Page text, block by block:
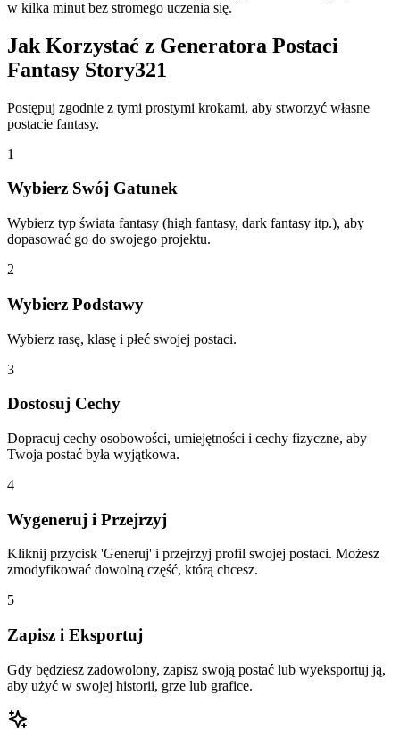
w kilka minut bez stromego uczenia się.
Jak Korzystać z Generatora Postaci
Fantasy Story321
Postępuj zgodnie z tymi prostymi krokami, aby stworzyć własne
postacie fantasy.
1
Wybierz Swój Gatunek
Wybierz typ świata fantasy (high fantasy, dark fantasy itp.), aby
dopasować go do swojego projektu.
2
Wybierz Podstawy
Wybierz rasę, klasę i płeć swojej postaci.
3
Dostosuj Cechy
Dopracuj cechy osobowości, umiejętności i cechy fizyczne, aby
Twoja postać była wyjątkowa.
4
Wygeneruj i Przejrzyj
Kliknij przycisk 'Generuj' i przejrzyj profil swojej postaci. Możesz
zmodyfikować dowolną część, którą chcesz.
5
Zapisz i Eksportuj
Gdy będziesz zadowolony, zapisz swoją postać lub wyeksportuj ją,
aby użyć w swojej historii, grze lub grafice.